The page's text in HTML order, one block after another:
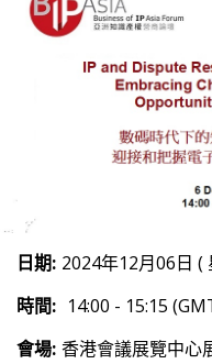
日期: 2024年12月06日 (
時間: 14:00 - 15:15
會場: 香港會議展覽中心